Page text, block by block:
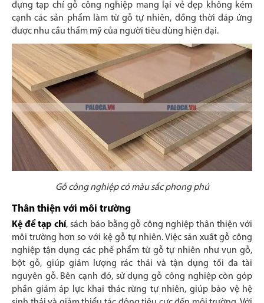
đựng tạp chí gỗ công nghiệp mang lại vẻ đẹp không kém
cạnh các sản phẩm làm từ gỗ tự nhiên, đồng thời đáp ứng
được nhu cầu thẩm mỹ của người tiêu dùng hiện đại.
Gỗ công nghiệp có màu sắc phong phú
Thân thiện với môi trường
Kệ để tạp chí, sách báo bằng gỗ công nghiệp thân thiện với
môi trường hơn so với kệ gỗ tự nhiên. Việc sản xuất gỗ công
nghiệp tận dụng các phế phẩm từ gỗ tự nhiên như vụn gỗ,
bột gỗ, giúp giảm lượng rác thải và tận dụng tối đa tài
nguyên gỗ. Bên cạnh đó, sử dụng gỗ công nghiệp còn góp
phần giảm áp lực khai thác rừng tự nhiên, giúp bảo vệ hệ